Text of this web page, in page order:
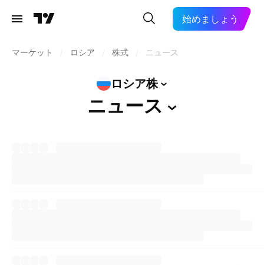
始めましょう
マーケット ロシア 株式 ニュース
ロシア株
ニュース